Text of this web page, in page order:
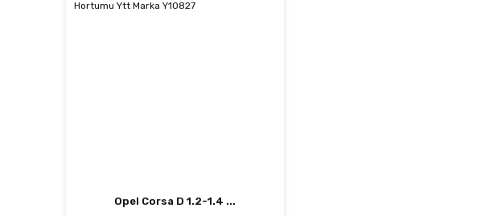
Opel Corsa D 1.2-1.4 ...